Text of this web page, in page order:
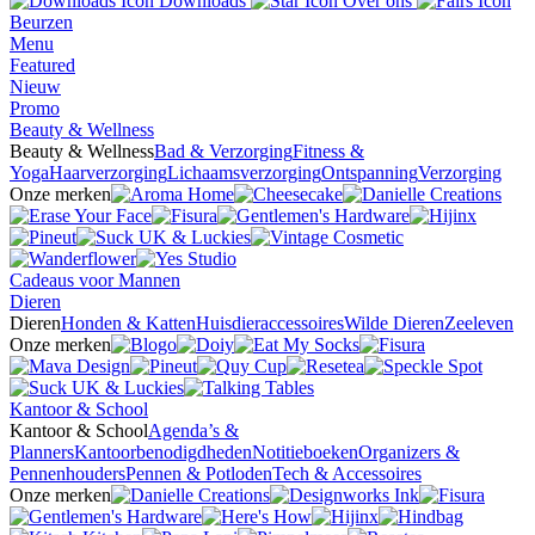
Beurzen
Menu
Featured
Nieuw
Promo
Beauty & Wellness
Beauty & WellnessBad & VerzorgingFitness &
YogaHaarverzorgingLichaamsverzorgingOntspanningVerzorging
Onze merken
Cadeaus voor Mannen
Dieren
DierenHonden & KattenHuisdieraccessoiresWilde DierenZeeleven
Onze merken
Kantoor & School
Kantoor & SchoolAgenda’s &
PlannersKantoorbenodigdhedenNotitieboekenOrganizers &
PennenhoudersPennen & PotlodenTech & Accessoires
Onze merken